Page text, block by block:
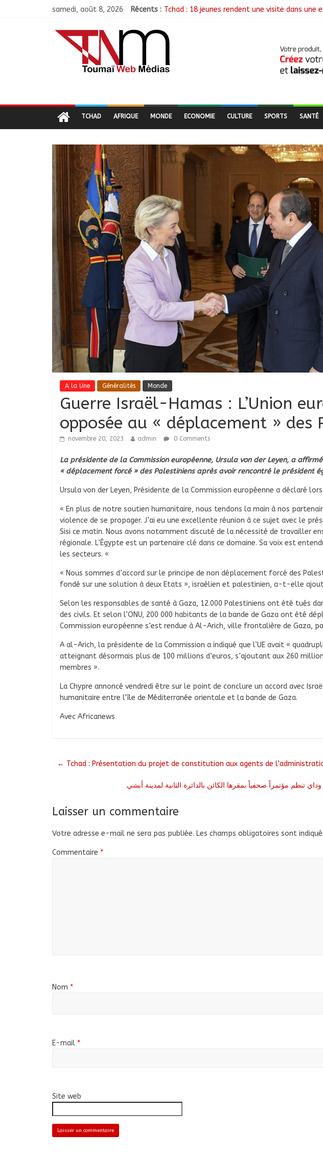
samedi, août 8, 2026 Récents : Tchad : 18 jeunes rendent une visite dans une
Moyen-Chari : Lancement de la campagne de
Barh-Koh : Le MPS installe ses nouvelles
Borkou : Recrudescence des braquages sur
TCHAD AFRIQUE MONDE ECONOMIE CULTURE SPORTS SANTÉ
A la Une Généralités Monde
Guerre Israël-Hamas : L’Union
opposée au « déplacement » des
novembre 20, 2023 admin 0 Comments
La présidente de la Commission européenne, Ursula von der Leyen, a
« déplacement forcé » des Palestiniens après avoir rencontré le président
Ursula von der Leyen, Présidente de la Commission européenne a déclaré
« En plus de notre soutien humanitaire, nous tendons la main à nos
violence de se propager. J’ai eu une excellente réunion à ce sujet avec le
Sisi ce matin. Nous avons notamment discuté de la nécessité de travailler
régionale. L’Égypte est un partenaire clé dans ce domaine. Sa voix est
les secteurs. «
« Nous sommes d’accord sur le principe de non déplacement forcé des
fondé sur une solution à deux Etats », israélien et palestinien, a-t-elle
Selon les responsables de santé à Gaza, 12.000 Palestiniens ont été tués
des civils. Et selon l’ONU, 200 000 habitants de la bande de Gaza ont été
Commission européenne s’est rendue à Al-Arich, ville frontalière de Gaza,
A al-Arich, la présidente de la Commission a indiqué que l’UE avait «
atteignant désormais plus de 100 millions d’euros, s’ajoutant aux 260
membres ».
La Chypre annoncé vendredi être sur le point de conclure un accord avec
humanitaire entre l’île de Méditerranée orientale et la bande de Gaza.
Avec Africanews
← Tchad : Présentation du projet de constitution aux agents de
Laisser un commentaire
Votre adresse e-mail ne sera pas publiée. Les champs obligatoires sont
Commentaire *
Nom *
E-mail *
Site web